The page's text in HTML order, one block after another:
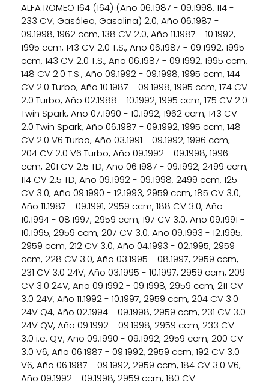
ALFA ROMEO 164 (164) (Año 06.1987 - 09.1998, 114 -
233 CV, Gasóleo, Gasolina) 2.0, Año 06.1987 -
09.1998, 1962 ccm, 138 CV 2.0, Año 11.1987 - 10.1992,
1995 ccm, 143 CV 2.0 T.S., Año 06.1987 - 09.1992, 1995
ccm, 143 CV 2.0 T.S., Año 06.1987 - 09.1992, 1995 ccm,
148 CV 2.0 T.S., Año 09.1992 - 09.1998, 1995 ccm, 144
CV 2.0 Turbo, Año 10.1987 - 09.1998, 1995 ccm, 174 CV
2.0 Turbo, Año 02.1988 - 10.1992, 1995 ccm, 175 CV 2.0
Twin Spark, Año 07.1990 - 10.1992, 1962 ccm, 143 CV
2.0 Twin Spark, Año 06.1987 - 09.1992, 1995 ccm, 148
CV 2.0 V6 Turbo, Año 03.1991 - 09.1992, 1996 ccm,
204 CV 2.0 V6 Turbo, Año 09.1992 - 09.1998, 1996
ccm, 201 CV 2.5 TD, Año 06.1987 - 09.1992, 2499 ccm,
114 CV 2.5 TD, Año 09.1992 - 09.1998, 2499 ccm, 125
CV 3.0, Año 09.1990 - 12.1993, 2959 ccm, 185 CV 3.0,
Año 11.1987 - 09.1991, 2959 ccm, 188 CV 3.0, Año
10.1994 - 08.1997, 2959 ccm, 197 CV 3.0, Año 09.1991 -
10.1995, 2959 ccm, 207 CV 3.0, Año 09.1993 - 12.1995,
2959 ccm, 212 CV 3.0, Año 04.1993 - 02.1995, 2959
ccm, 228 CV 3.0, Año 03.1995 - 08.1997, 2959 ccm,
231 CV 3.0 24V, Año 03.1995 - 10.1997, 2959 ccm, 209
CV 3.0 24V, Año 09.1992 - 09.1998, 2959 ccm, 211 CV
3.0 24V, Año 11.1992 - 10.1997, 2959 ccm, 204 CV 3.0
24V Q4, Año 02.1994 - 09.1998, 2959 ccm, 231 CV 3.0
24V QV, Año 09.1992 - 09.1998, 2959 ccm, 233 CV
3.0 i.e. QV, Año 09.1990 - 09.1992, 2959 ccm, 200 CV
3.0 V6, Año 06.1987 - 09.1992, 2959 ccm, 192 CV 3.0
V6, Año 06.1987 - 09.1992, 2959 ccm, 184 CV 3.0 V6,
Año 09.1992 - 09.1998, 2959 ccm, 180 CV